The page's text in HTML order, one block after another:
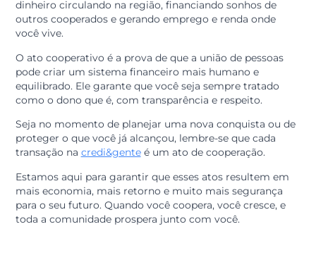
Essa é uma forma de o sistema recompensar quem
contribui para o fortalecimento da comunidade
A credi&gente e o
crescimento
A credi&gente existe para facilitar esses atos
e garantir que eles sejam ferramentas reais de
prosperidade. Ao escolher realizar suas
financeiras aqui, você fortalece um modelo que